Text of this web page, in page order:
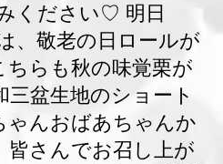
ください♡ 明日
、敬老の日ロールが
らも秋の味覚栗が
盆生地のショート
ゃんおばあちゃんか
皆さんでお召し上が